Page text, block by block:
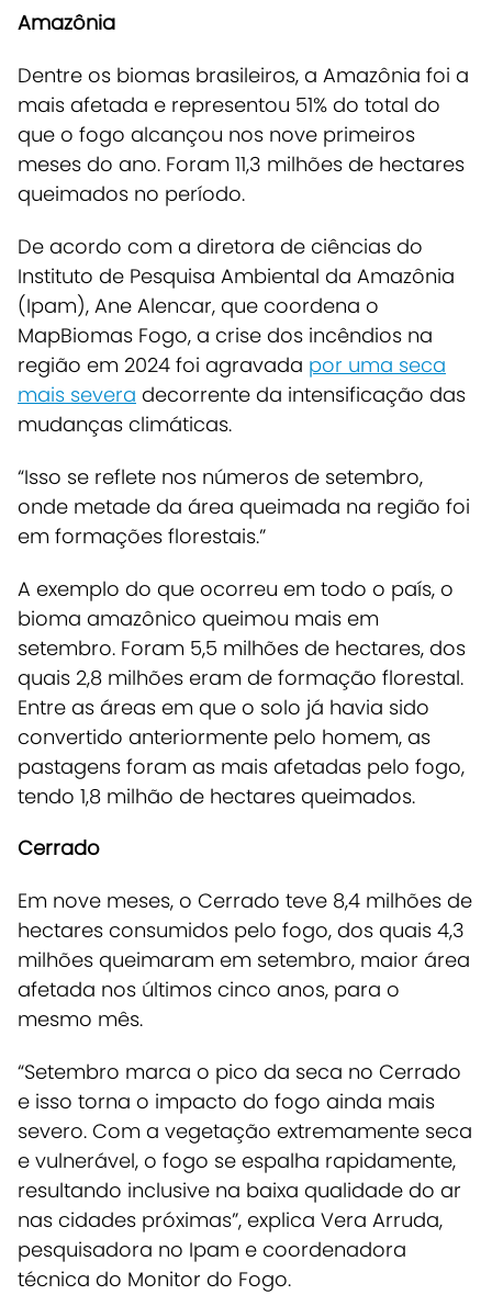
Amazônia
Dentre os biomas brasileiros, a Amazônia foi a
mais afetada e representou 51% do total do
que o fogo alcançou nos nove primeiros
meses do ano. Foram 11,3 milhões de hectares
queimados no período.
De acordo com a diretora de ciências do
Instituto de Pesquisa Ambiental da Amazônia
(Ipam), Ane Alencar, que coordena o
MapBiomas Fogo, a crise dos incêndios na
região em 2024 foi agravada por uma seca
mais severa decorrente da intensificação das
mudanças climáticas.
“Isso se reflete nos números de setembro,
onde metade da área queimada na região foi
em formações florestais.”
A exemplo do que ocorreu em todo o país, o
bioma amazônico queimou mais em
setembro. Foram 5,5 milhões de hectares, dos
quais 2,8 milhões eram de formação florestal.
Entre as áreas em que o solo já havia sido
convertido anteriormente pelo homem, as
pastagens foram as mais afetadas pelo fogo,
tendo 1,8 milhão de hectares queimados.
Cerrado
Em nove meses, o Cerrado teve 8,4 milhões de
hectares consumidos pelo fogo, dos quais 4,3
milhões queimaram em setembro, maior área
afetada nos últimos cinco anos, para o
mesmo mês.
“Setembro marca o pico da seca no Cerrado
e isso torna o impacto do fogo ainda mais
severo. Com a vegetação extremamente seca
e vulnerável, o fogo se espalha rapidamente,
resultando inclusive na baixa qualidade do ar
nas cidades próximas”, explica Vera Arruda,
pesquisadora no Ipam e coordenadora
técnica do Monitor do Fogo.